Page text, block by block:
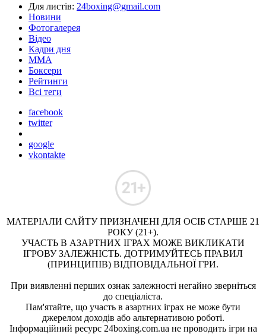
Для листів: 24boxing@gmail.com
Новини
Фотогалерея
Відео
Кадри дня
ММА
Боксери
Рейтинги
Всі теги
facebook
twitter
google
vkontakte
МАТЕРІАЛИ САЙТУ ПРИЗНАЧЕНІ ДЛЯ ОСІБ СТАРШЕ 21
РОКУ (21+).
УЧАСТЬ В АЗАРТНИХ ІГРАХ МОЖЕ ВИКЛИКАТИ
ІГРОВУ ЗАЛЕЖНІСТЬ. ДОТРИМУЙТЕСЬ ПРАВИЛ
(ПРИНЦИПІВ) ВІДПОВІДАЛЬНОЇ ГРИ.
При виявленні перших ознак залежності негайно зверніться
до спеціаліста.
Пам'ятайте, що участь в азартних іграх не може бути
джерелом доходів або альтернативою роботі.
Інформаційний ресурс 24boxing.com.ua не проводить ігри на